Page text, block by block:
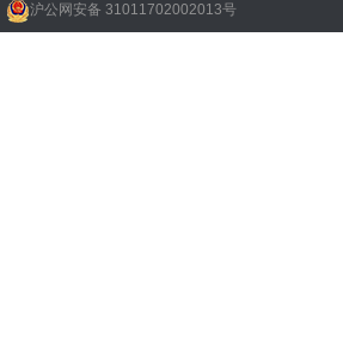
沪公网安备 31011702002013号